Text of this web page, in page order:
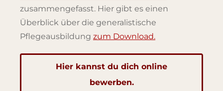
zusammengefasst. Hier gibt es einen
Überblick über die generalistische
Pflegeausbildung zum Download.
Hier kannst du dich online
bewerben.